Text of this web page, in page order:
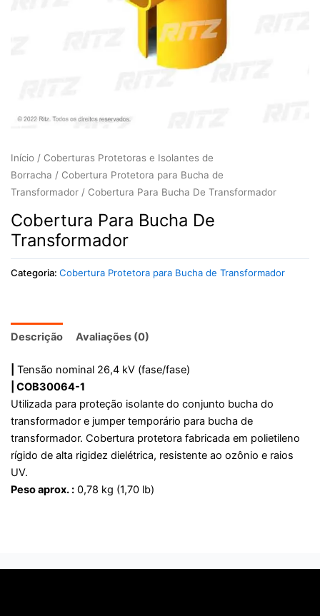
Início/ Coberturas Protetoras e Isolantes de
Borracha / Cobertura Protetora para Bucha de
Transformador/ Cobertura Para Bucha De Transformador
Cobertura Para Bucha De
Transformador
Categoria: Cobertura Protetora para Bucha de Transformador
Descrição Avaliações (0)
Tensão nominal 26,4 kV (fase/fase)
| COB30064-1
Utilizada para proteção isolante do conjunto bucha do
transformador e jumper temporário para bucha de
transformador. Cobertura protetora fabricada em polietileno
rígido de alta rigidez dielétrica, resistente ao ozônio e raios
UV.
Peso aprox. :0,78 kg (1,70 lb)